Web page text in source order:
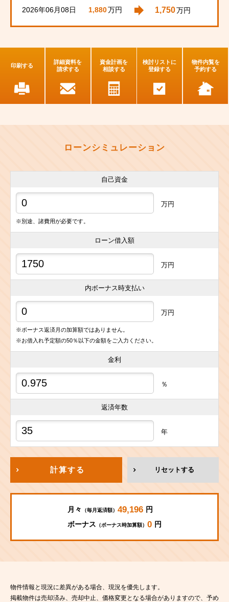
2026年06月08日 1,880万円 1,750万円
印刷する
詳細資料を
請求する
資金計画を
相談する
検討リストに
登録する
物件内覧を
予約する
ローンシミュレーション
自己資金
万円
※別途、諸費用が必要です。
ローン借入額
万円
内ボーナス時支払い
万円
※ボーナス返済月の加算額ではありません。
※お借入れ予定額の50％以下の金額をご入力ください。
金利
％
返済年数
年
計算する リセットする
月々 （毎月返済額） 49,196 円
ボーナス （ボーナス時加算額） 0 円
物件情報と現況に差異がある場合、現況を優先します。
掲載物件は売却済み、売却中止、価格変更となる場合がありますので、予め